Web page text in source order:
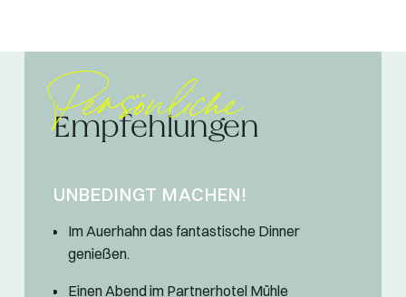
Persönliche
Empfehlungen
UNBEDINGT MACHEN!
Im Auerhahn das fantastische Dinner
genießen.
Einen Abend im Partnerhotel Mühle